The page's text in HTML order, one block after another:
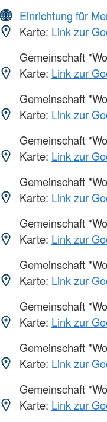
Einrichtung für
Karte: Link zur
Gemeinschaft
Karte: Link zur
Gemeinschaft
Karte: Link zur
Gemeinschaft
Karte: Link zur
Gemeinschaft
Karte: Link zur
Gemeinschaft
Karte: Link zur
Gemeinschaft
Karte: Link zur
Gemeinschaft
Karte: Link zur
Gemeinschaft
Karte: Link zur
Gemeinschaft
Karte: Link zur